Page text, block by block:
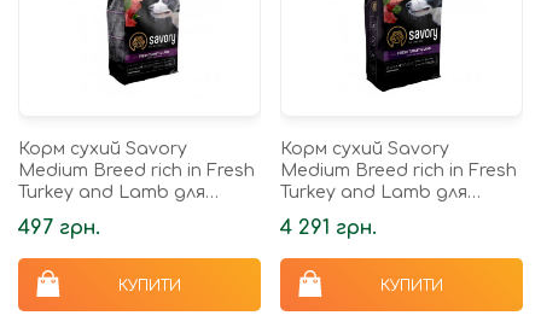
Корм сухий Savory
Medium Breed rich in Fresh
Turkey and Lamb для
дорослих собак середніх
порід від 10 до 25 кг зі...
497 грн.
КУПИТИ
Корм сухий Savory
Medium Breed rich in Fresh
Turkey and Lamb для
дорослих собак середніх
порід від 10 до 25 кг зі...
4 291 грн.
КУПИТИ